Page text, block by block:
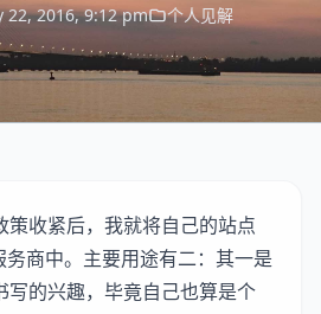
22, 2016, 9:12 pm 个人见解
策收紧后，我就将自己的站点
务商中。主要用途有二：其一是
写的兴趣，毕竟自己也算是个